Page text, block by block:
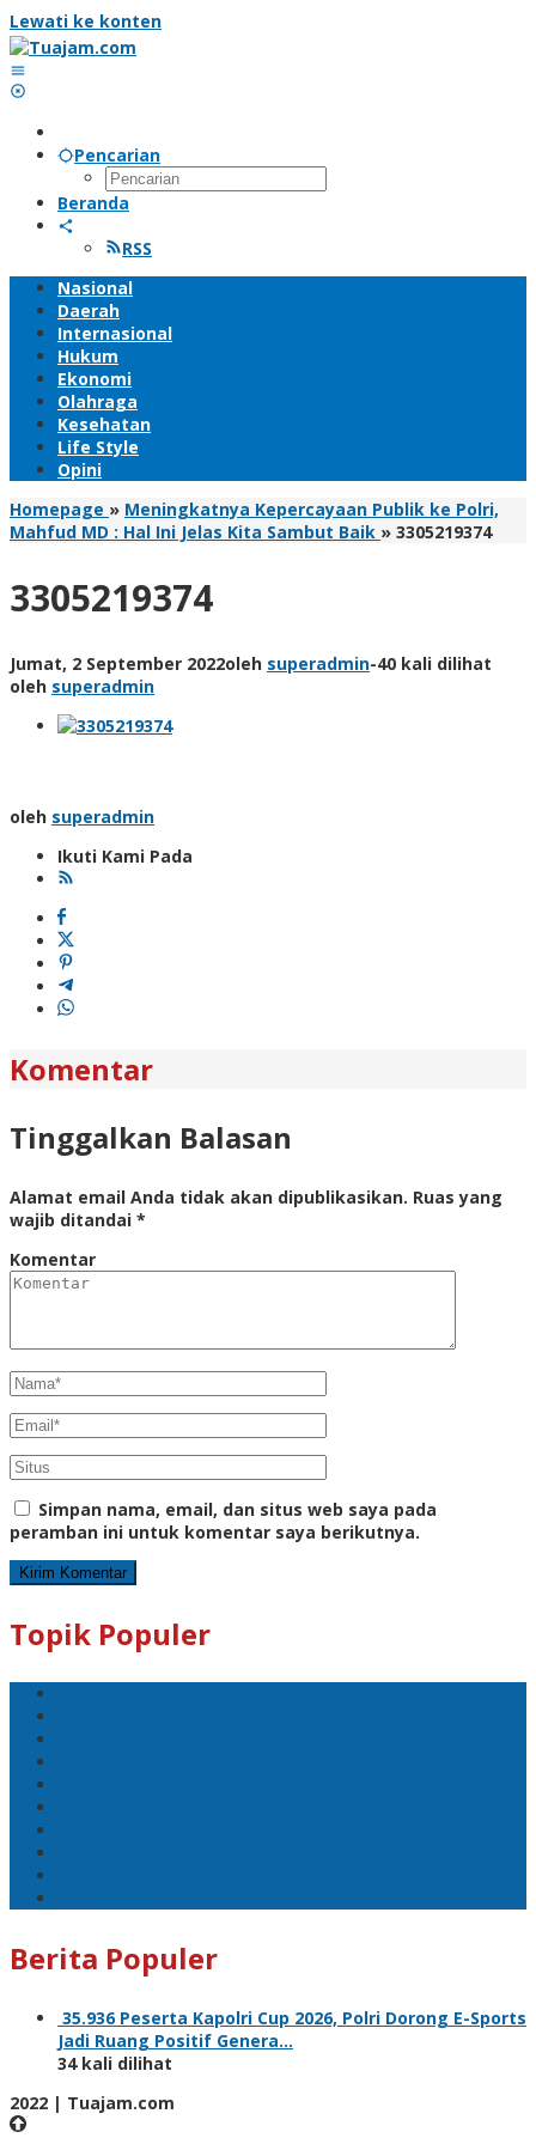
Lewati ke konten
Pencarian
Beranda
RSS
Nasional
Daerah
Internasional
Hukum
Ekonomi
Olahraga
Kesehatan
Life Style
Opini
Homepage » Meningkatnya Kepercayaan Publik ke Polri,
Mahfud MD : Hal Ini Jelas Kita Sambut Baik » 3305219374
3305219374
Jumat, 2 September 2022oleh superadmin-40 kali dilihat
oleh superadmin
oleh superadmin
Ikuti Kami Pada
Komentar
Tinggalkan Balasan
Alamat email Anda tidak akan dipublikasikan. Ruas yang
wajib ditandai *
Komentar
Simpan nama, email, dan situs web saya pada
peramban ini untuk komentar saya berikutnya.
Topik Populer
Berita Populer
35.936 Peserta Kapolri Cup 2026, Polri Dorong E-Sports
Jadi Ruang Positif Genera…
34 kali dilihat
2022 | Tuajam.com